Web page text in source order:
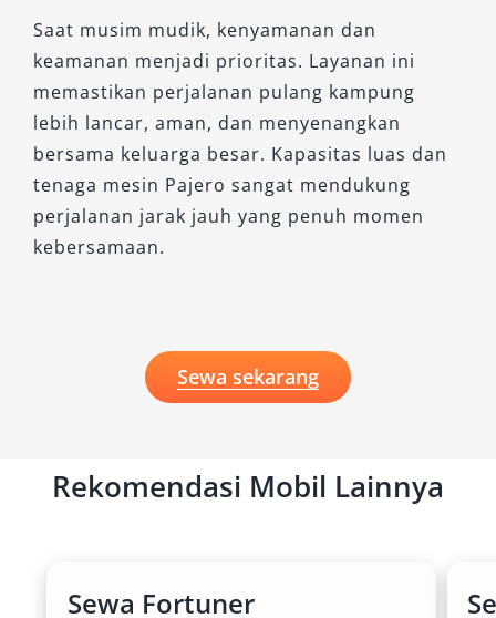
Saat musim mudik, kenyamanan dan
keamanan menjadi prioritas. Layanan ini
memastikan perjalanan pulang kampung
lebih lancar, aman, dan menyenangkan
bersama keluarga besar. Kapasitas luas dan
tenaga mesin Pajero sangat mendukung
perjalanan jarak jauh yang penuh momen
kebersamaan.
Sewa sekarang
Rekomendasi Mobil Lainnya
Sewa Fortuner